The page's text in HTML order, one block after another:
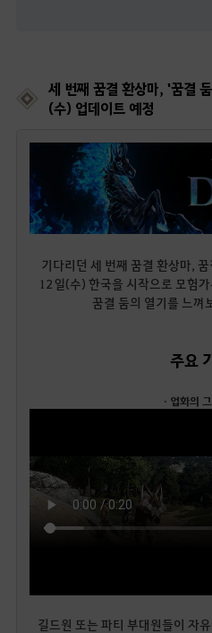
세 번째 꿈결 환상마, '꿈결
(수) 업데이트 예정
기다리던 세 번째 꿈결 환상마,
12일(수) 한국을 시작으로 모험
꿈결 둠의 열기를 느껴
주요
· 업화의
길드원 또는 파티 부대원들이 자